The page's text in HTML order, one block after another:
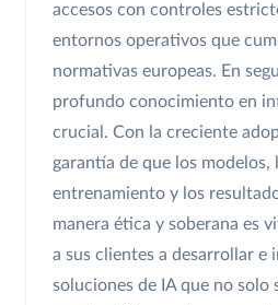
accesos con controles
entornos operativos que
normativas europeas. En
profundo conocimiento en
crucial. Con la creciente
garantía de que los modelos,
entrenamiento y los
manera ética y soberana es
a sus clientes a desarrollar e
soluciones de IA que no solo